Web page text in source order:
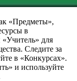
«Предметы»,
в
для
Следите за
в «Конкурсах».
и используйте